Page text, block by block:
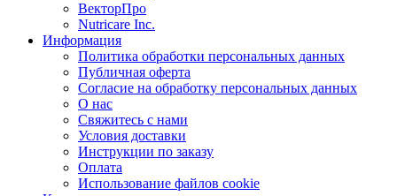
ВекторПро
Nutricare Inc.
Информация
Политика обработки персональных данных
Публичная оферта
Согласие на обработку персональных данных
О нас
Свяжитесь с нами
Условия доставки
Инструкции по заказу
Оплата
Использование файлов cookie